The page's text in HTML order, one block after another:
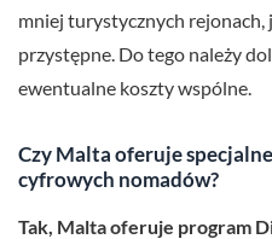
mniej turystycznych rejonach,
przystępne. Do tego należy
ewentualne koszty wspólne.
Czy Malta oferuje
cyfrowych nomadów?
Tak, Malta oferuje program